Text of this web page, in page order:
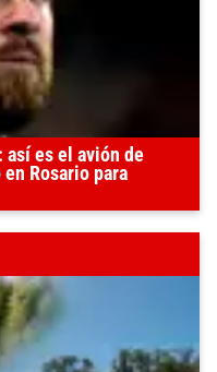
así es el avión de
Rosario para